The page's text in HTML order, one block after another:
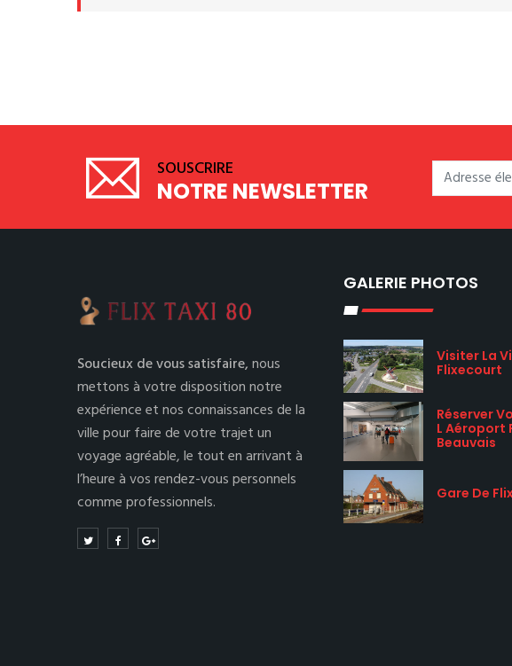
SOUSCRIRE
NOTRE NEWSLETTER
Soucieux de vous satisfaire,nous
mettons à votre disposition notre
expérience et nos connaissances de la
ville pour faire de votre trajet un
voyage agréable, le tout en arrivant à
l’heure à vos rendez-vous personnels
comme professionnels.
GALERIE PHOTOS
Visiter La
Flixecourt
Réserver
L Aéroport
Beauvais
Gare De